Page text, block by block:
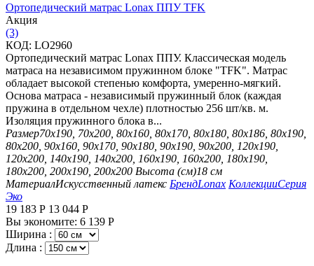
Ортопедический матрас Lonax ППУ TFK
Aкция
(3)
КОД: LO2960
Ортопедический матрас Lonax ППУ. Классическая модель
матраса на независимом пружинном блоке "TFK". Матрас
обладает высокой степенью комфорта, умеренно-мягкий.
Основа матраса - независимый пружинный блок (каждая
пружина в отдельном чехле) плотностью 256 шт/кв. м.
Изоляция пружинного блока в...
Размер70х190, 70х200, 80х160, 80х170, 80х180, 80х186, 80х190,
80х200, 90х160, 90х170, 90х180, 90х190, 90х200, 120х190,
120х200, 140х190, 140х200, 160х190, 160х200, 180х190,
180х200, 200х190, 200х200 Высота (см)18 см
МатериалИскусственный латекс БрендLonax КоллекцииСерия
Эко
19 183 Р 13 044 Р
Вы экономите: 6 139 Р
Ширина :
Длина :